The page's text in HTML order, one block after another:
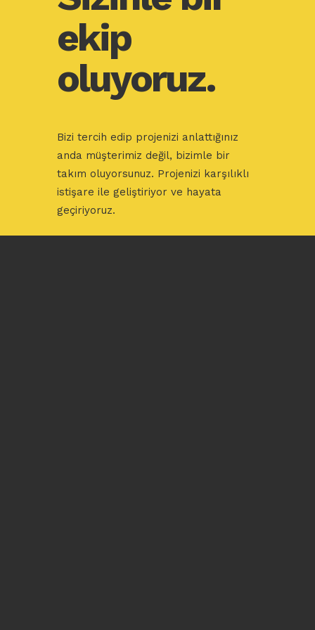
ekip
oluyoruz.
Bizi tercih edip projenizi anlattığınız
anda müşterimiz değil, bizimle bir
takım oluyorsunuz. Projenizi karşılıklı
istişare ile geliştiriyor ve hayata
geçiriyoruz.